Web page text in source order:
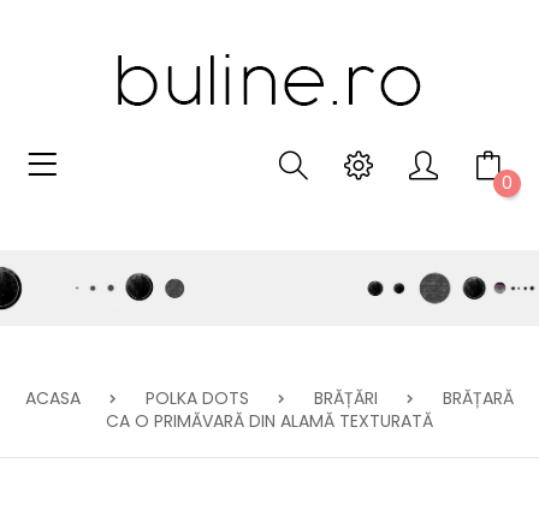
0
ACASA POLKA DOTS BRĂȚĂRI
BRĂȚARĂ
CA O PRIMĂVARĂ DIN ALAMĂ TEXTURATĂ